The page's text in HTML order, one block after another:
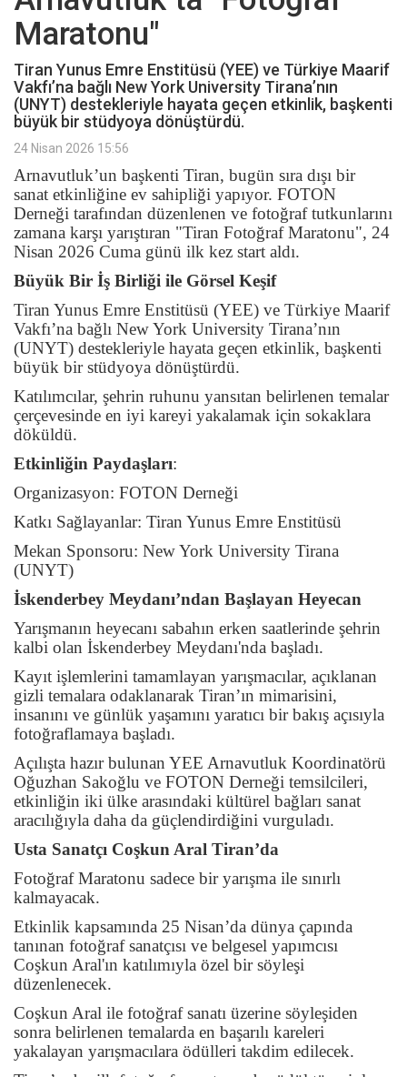
Maratonu"
Tiran Yunus Emre Enstitüsü (YEE) ve Türkiye Maarif
Vakfı’na bağlı New York University Tirana’nın
(UNYT) destekleriyle hayata geçen etkinlik, başkenti
büyük bir stüdyoya dönüştürdü.
24 Nisan 2026 15:56
Arnavutluk’un başkenti Tiran, bugün sıra dışı bir
sanat etkinliğine ev sahipliği yapıyor. FOTON
Derneği tarafından düzenlenen ve fotoğraf tutkunlarını
zamana karşı yarıştıran "Tiran Fotoğraf Maratonu", 24
Nisan 2026 Cuma günü ilk kez start aldı.
Büyük Bir İş Birliği ile Görsel Keşif
Tiran Yunus Emre Enstitüsü (YEE) ve Türkiye Maarif
Vakfı’na bağlı New York University Tirana’nın
(UNYT) destekleriyle hayata geçen etkinlik, başkenti
büyük bir stüdyoya dönüştürdü.
Katılımcılar, şehrin ruhunu yansıtan belirlenen temalar
çerçevesinde en iyi kareyi yakalamak için sokaklara
döküldü.
Etkinliğin Paydaşları:
Organizasyon: FOTON Derneği
Katkı Sağlayanlar: Tiran Yunus Emre Enstitüsü
Mekan Sponsoru: New York University Tirana
(UNYT)
İskenderbey Meydanı’ndan Başlayan Heyecan
Yarışmanın heyecanı sabahın erken saatlerinde şehrin
kalbi olan İskenderbey Meydanı'nda başladı.
Kayıt işlemlerini tamamlayan yarışmacılar, açıklanan
gizli temalara odaklanarak Tiran’ın mimarisini,
insanını ve günlük yaşamını yaratıcı bir bakış açısıyla
fotoğraflamaya başladı.
Açılışta hazır bulunan YEE Arnavutluk Koordinatörü
Oğuzhan Sakoğlu ve FOTON Derneği temsilcileri,
etkinliğin iki ülke arasındaki kültürel bağları sanat
aracılığıyla daha da güçlendirdiğini vurguladı.
Usta Sanatçı Coşkun Aral Tiran’da
Fotoğraf Maratonu sadece bir yarışma ile sınırlı
kalmayacak.
Etkinlik kapsamında 25 Nisan’da dünya çapında
tanınan fotoğraf sanatçısı ve belgesel yapımcısı
Coşkun Aral'ın katılımıyla özel bir söyleşi
düzenlenecek.
Coşkun Aral ile fotoğraf sanatı üzerine söyleşiden
sonra belirlenen temalarda en başarılı kareleri
yakalayan yarışmacılara ödülleri takdim edilecek.